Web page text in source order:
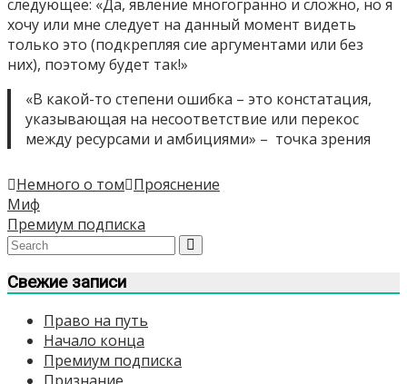
следующее: «Да, явление многогранно и сложно, но я
хочу или мне следует на данный момент видеть
только это (подкрепляя сие аргументами или без
них), поэтому будет так!»
«В какой-то степени ошибка – это констатация,
указывающая на несоответствие или перекос
между ресурсами и амбициями» – точка зрения
Немного о том Прояснение
Навигация
по
записям
Миф
Премиум подписка
Свежие записи
Право на путь
Начало конца
Премиум подписка